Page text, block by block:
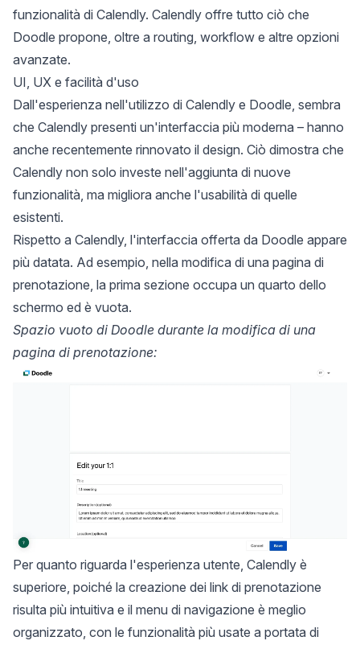
funzionalità di Calendly. Calendly offre tutto ciò che
Doodle propone, oltre a routing, workflow e altre opzioni
avanzate.
UI, UX e facilità d'uso
Dall'esperienza nell'utilizzo di Calendly e Doodle, sembra
che Calendly presenti un'interfaccia più moderna – hanno
anche recentemente rinnovato il design. Ciò dimostra che
Calendly non solo investe nell'aggiunta di nuove
funzionalità, ma migliora anche l'usabilità di quelle
esistenti.
Rispetto a Calendly, l'interfaccia offerta da Doodle appare
più datata. Ad esempio, nella modifica di una pagina di
prenotazione, la prima sezione occupa un quarto dello
schermo ed è vuota.
Spazio vuoto di Doodle durante la modifica di una
pagina di prenotazione:
Per quanto riguarda l'esperienza utente, Calendly è
superiore, poiché la creazione dei link di prenotazione
risulta più intuitiva e il menu di navigazione è meglio
organizzato, con le funzionalità più usate a portata di